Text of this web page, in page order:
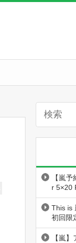
【嵐
r 5×20
This is
初回限
【嵐